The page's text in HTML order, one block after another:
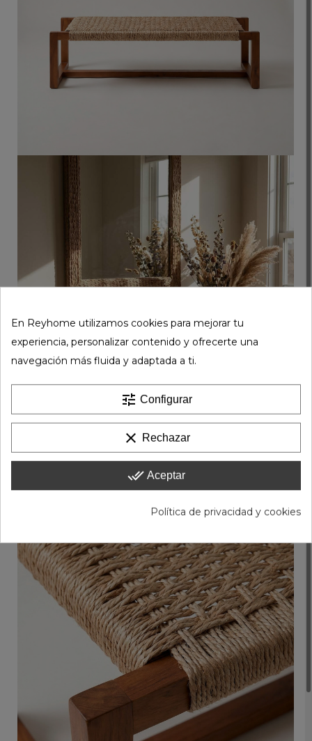
En Reyhome utilizamos cookies para mejorar tu
experiencia, personalizar contenido y ofrecerte una
navegación más fluida y adaptada a ti.
tune Configurar
clear Rechazar
done_all Aceptar
Política de privacidad y cookies